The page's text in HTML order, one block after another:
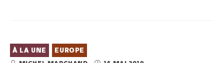
À LA UNE EUROPE